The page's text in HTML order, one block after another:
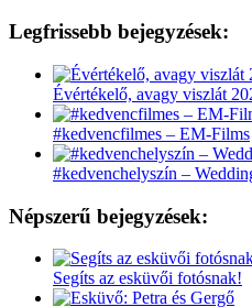
Legfrissebb bejegyzések:
Évértékelő, avagy viszlát
#kedvencfilmes – EM-Films
#kedvenchelyszín –
Népszerű bejegyzések:
Segíts az esküvői fotósnak!